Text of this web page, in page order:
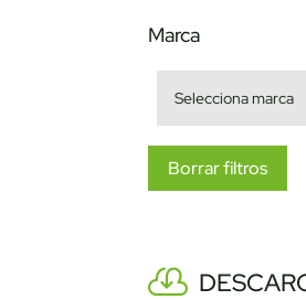
Marca
Borrar filtros